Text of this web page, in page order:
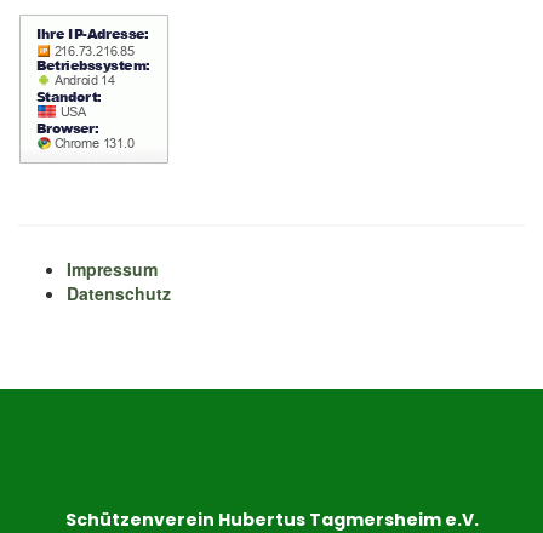
Impressum
Datenschutz
Schützenverein Hubertus Tagmersheim e.V.